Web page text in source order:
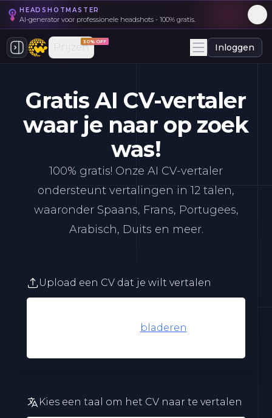
HEADSHOTMASTER
AI-generator voor professionele headshots - 100% gratis.
Prijzen30% OFF
Inloggen
Gratis AI CV-vertaler
waar je naar op zoek
was!
100% gratis! Onze AI CV-vertaler
ondersteunt vertalingen in 12 talen,
waaronder Spaans, Frans, Portugees,
Arabisch, Duits en meer.
Upload een CV dat je wilt vertalen
bladeren
Kies een taal om het CV naar te vertalen